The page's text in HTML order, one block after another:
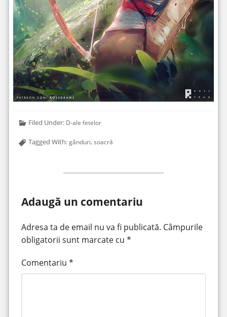
Filed Under: D-ale fetelor
Tagged With:gânduri,soacră
Adaugă un comentariu
Adresa ta de email nu va fi publicată. Câmpurile
obligatorii sunt marcate cu *
Comentariu *